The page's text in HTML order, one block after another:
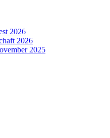
2026
2026
2025